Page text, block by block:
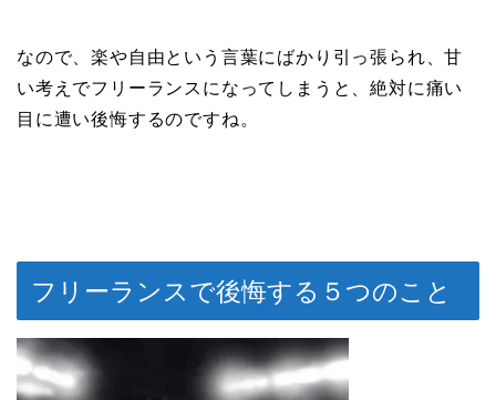
なので、楽や自由という言葉にばかり引っ張られ、甘
い考えでフリーランスになってしまうと、絶対に痛い
目に遭い後悔するのですね。
フリーランスで後悔する５つのこと